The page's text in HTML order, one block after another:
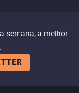
semana, a melhor